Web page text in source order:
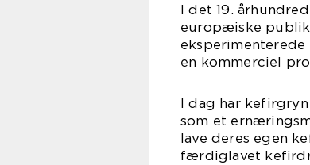
I det 19.
europæiske
en kommerciel
I dag har
som et
lave deres egen
færdiglavet